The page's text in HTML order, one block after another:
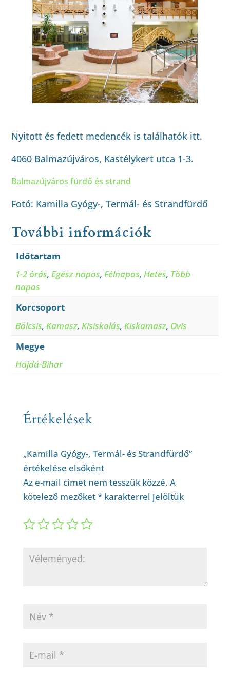
Nyitott és fedett medencék is találhatók itt.
4060 Balmazújváros, Kastélykert utca 1-3.
Balmazújváros fürdő és strand
Fotó: Kamilla Gyógy-, Termál- és Strandfürdő
További információk
Időtartam
1-2 órás,Egész napos,Félnapos,Hetes, Több
napos
Korcsoport
Bölcsis, Kamasz, Kisiskolás, Kiskamasz, Ovis
Megye
Hajdú-Bihar
Értékelések
„Kamilla Gyógy-, Termál- és Strandfürdő”
értékelése elsőként
Az e-mail címet nem tesszük közzé. A
kötelező mezőket*karakterrel jelöltük